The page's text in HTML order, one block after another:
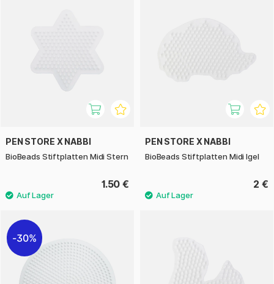
PEN STORE X NABBI
BioBeads Stiftplatten Midi Stern
1.50 €
PEN STORE X NABBI
BioBeads Stiftplatten Midi Igel
2 €
30%